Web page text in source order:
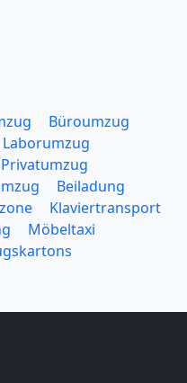
Büroumzug
Laborumzug
Privatumzug
Beiladung
Klaviertransport
Möbeltaxi